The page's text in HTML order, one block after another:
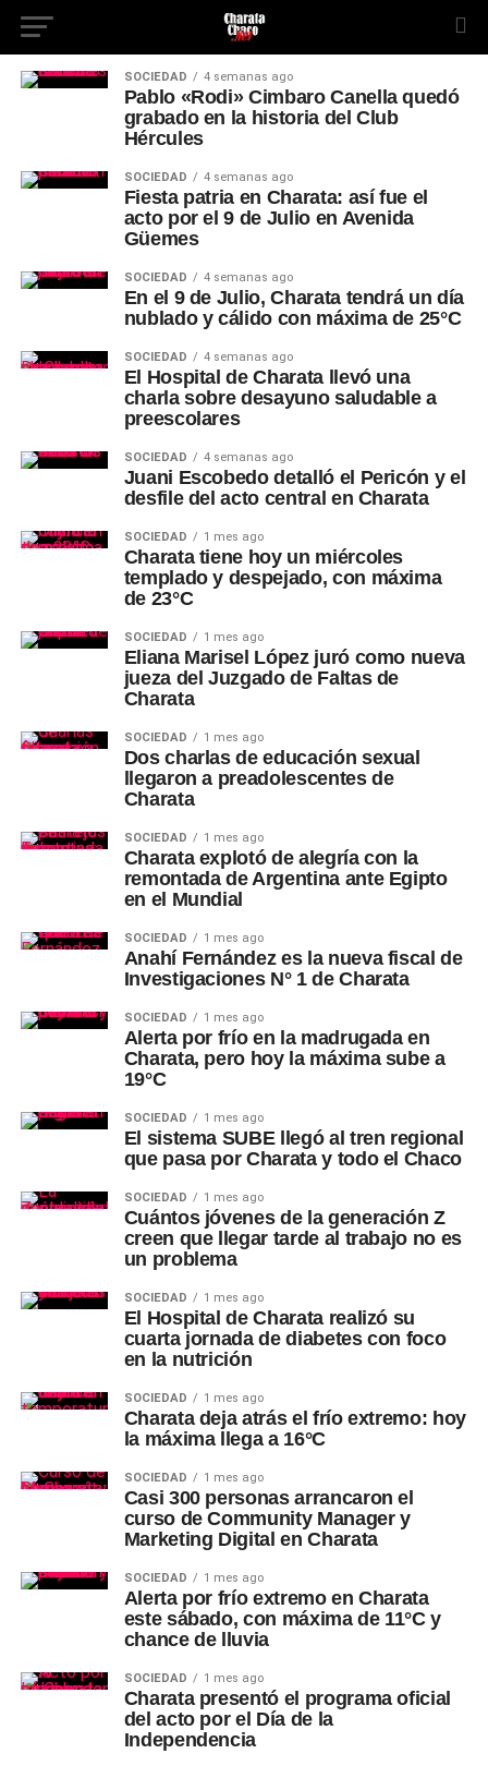
SOCIEDAD 4 semanas ago
Pablo «Rodi» Cimbaro Canella quedó
grabado en la historia del Club
Hércules
SOCIEDAD 4 semanas ago
Fiesta patria en Charata: así fue el
acto por el 9 de Julio en Avenida
Güemes
SOCIEDAD 4 semanas ago
En el 9 de Julio, Charata tendrá un día
nublado y cálido con máxima de 25°C
SOCIEDAD 4 semanas ago
El Hospital de Charata llevó una
charla sobre desayuno saludable a
preescolares
SOCIEDAD 4 semanas ago
Juani Escobedo detalló el Pericón y el
desfile del acto central en Charata
SOCIEDAD 1 mes ago
Charata tiene hoy un miércoles
templado y despejado, con máxima
de 23°C
SOCIEDAD 1 mes ago
Eliana Marisel López juró como nueva
jueza del Juzgado de Faltas de
Charata
SOCIEDAD 1 mes ago
Dos charlas de educación sexual
llegaron a preadolescentes de
Charata
SOCIEDAD 1 mes ago
Charata explotó de alegría con la
remontada de Argentina ante Egipto
en el Mundial
SOCIEDAD 1 mes ago
Anahí Fernández es la nueva fiscal de
Investigaciones N° 1 de Charata
SOCIEDAD 1 mes ago
Alerta por frío en la madrugada en
Charata, pero hoy la máxima sube a
19°C
SOCIEDAD 1 mes ago
El sistema SUBE llegó al tren regional
que pasa por Charata y todo el Chaco
SOCIEDAD 1 mes ago
Cuántos jóvenes de la generación Z
creen que llegar tarde al trabajo no es
un problema
SOCIEDAD 1 mes ago
El Hospital de Charata realizó su
cuarta jornada de diabetes con foco
en la nutrición
SOCIEDAD 1 mes ago
Charata deja atrás el frío extremo: hoy
la máxima llega a 16°C
SOCIEDAD 1 mes ago
Casi 300 personas arrancaron el
curso de Community Manager y
Marketing Digital en Charata
SOCIEDAD 1 mes ago
Alerta por frío extremo en Charata
este sábado, con máxima de 11°C y
chance de lluvia
SOCIEDAD 1 mes ago
Charata presentó el programa oficial
del acto por el Día de la
Independencia